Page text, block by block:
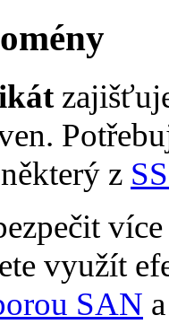
z
využít
SAN